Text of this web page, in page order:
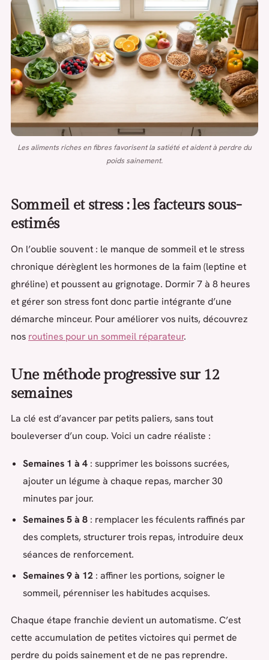
Les aliments riches en fibres favorisent la satiété et aident à perdre du
poids sainement.
Sommeil et stress : les facteurs sous-
estimés
On l’oublie souvent : le manque de sommeil et le stress
chronique dérèglent les hormones de la faim (leptine et
ghréline) et poussent au grignotage. Dormir 7 à 8 heures
et gérer son stress font donc partie intégrante d’une
démarche minceur. Pour améliorer vos nuits, découvrez
nos routines pour un sommeil réparateur.
Une méthode progressive sur 12
semaines
La clé est d’avancer par petits paliers, sans tout
bouleverser d’un coup. Voici un cadre réaliste :
Semaines 1 à 4 : supprimer les boissons sucrées,
ajouter un légume à chaque repas, marcher 30
minutes par jour.
Semaines 5 à 8 : remplacer les féculents raffinés par
des complets, structurer trois repas, introduire deux
séances de renforcement.
Semaines 9 à 12 : affiner les portions, soigner le
sommeil, pérenniser les habitudes acquises.
Chaque étape franchie devient un automatisme. C’est
cette accumulation de petites victoires qui permet de
perdre du poids sainement et de ne pas reprendre.